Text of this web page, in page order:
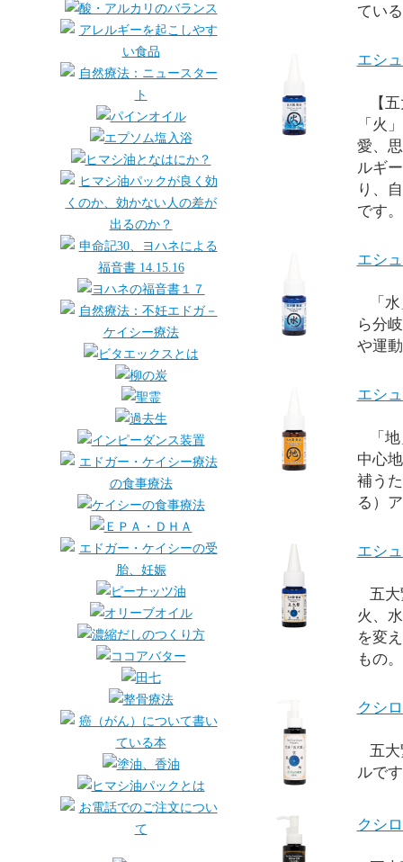
てい
エシ
【
「火
愛、
ルギ
り、
です
エシ
「
ら分
や運
エシ
「
中心
補う
る）
エシ
五大
火、
を変
もの
クシ
五
ルで
クシ